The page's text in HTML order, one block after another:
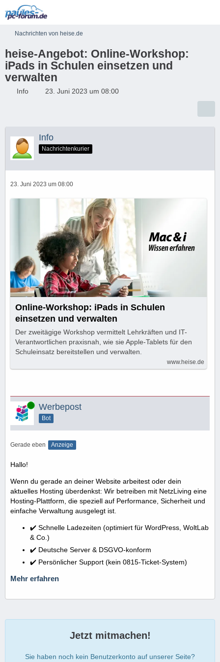
Nachrichten von heise.de
heise-Angebot: Online-Workshop:
iPads in Schulen einsetzen und
verwalten
Info 23. Juni 2023 um 08:00
Info
Nachrichtenkurier
23. Juni 2023 um 08:00
Online-Workshop: iPads in Schulen
einsetzen und verwalten
Der zweitägige Workshop vermittelt Lehrkräften und IT-
Verantwortlichen praxisnah, wie sie Apple-Tablets für den
Schuleinsatz bereitstellen und verwalten.
www.heise.de
Online Werbepost
Bot
Gerade eben Anzeige
Hallo!
Wenn du gerade an deiner Website arbeitest oder dein
aktuelles Hosting überdenkst: Wir betreiben mit NetzLiving eine
Hosting-Plattform, die speziell auf Performance, Sicherheit und
einfache Verwaltung ausgelegt ist.
✔️ Schnelle Ladezeiten (optimiert für WordPress, WoltLab
& Co.)
✔️ Deutsche Server & DSGVO-konform
✔️ Persönlicher Support (kein 0815-Ticket-System)
Mehr erfahren
Jetzt mitmachen!
Sie haben noch kein Benutzerkonto auf unserer Seite?